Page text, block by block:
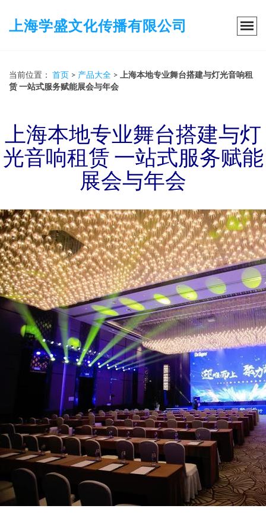
上海学盛文化传播有限公司
当前位置： 首页 > 产品大全 >
上海本地专业舞台搭建与灯光音响租
赁 一站式服务赋能展会与年会
上海本地专业舞台搭建与灯
光音响租赁 一站式服务赋能
展会与年会